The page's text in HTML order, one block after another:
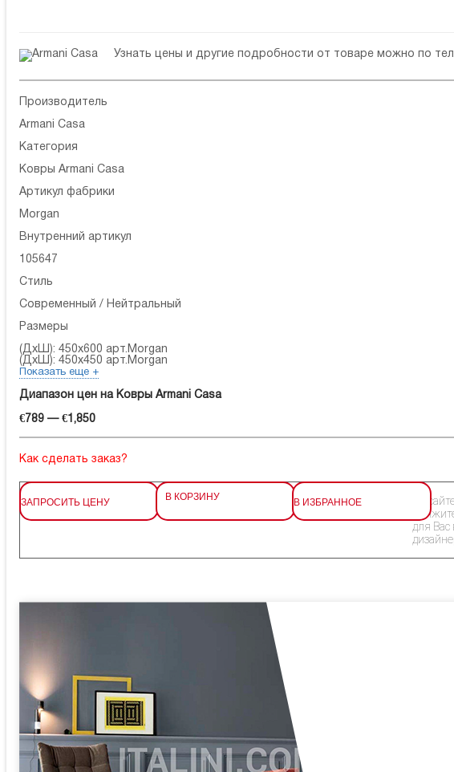
Узнать цены и другие подробности от товаре можно по
Производитель
Armani Casa
Категория
Ковры Armani Casa
Артикул фабрики
Morgan
Внутренний артикул
105647
Стиль
Современный / Нейтральный
Размеры
(ДхШ): 450x600 арт.Morgan
(ДхШ): 450x450 арт.Morgan
Показать еще +
Диапазон цен на Ковры Armani Casa
€789 — €1,850
Как сделать заказ?
ЗАПРОСИТЬ ЦЕНУ В КОРЗИНУ В ИЗБРАННОЕ
На
для Вас